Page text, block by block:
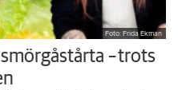
Foto: Frida Ekman
– trots